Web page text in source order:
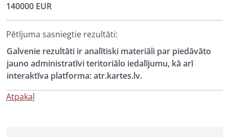
140000 EUR
Pētījuma sasniegtie rezultāti:
Galvenie rezultāti ir analītiski materiāli par piedāvāto
jauno administratīvi teritoriālo iedalījumu, kā arī
interaktīva platforma: atr.kartes.lv.
Atpakaļ